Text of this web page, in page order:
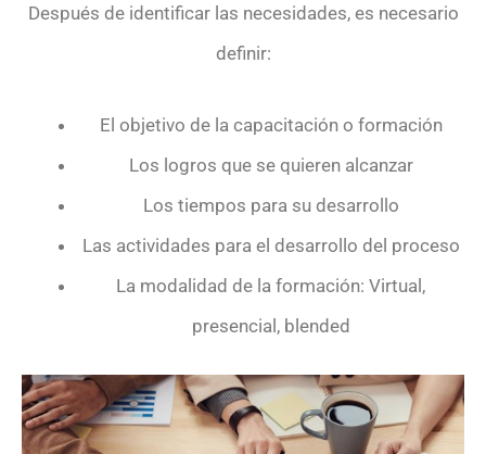
Después de identificar las necesidades, es necesario
definir:
El objetivo de la capacitación o formación
Los logros que se quieren alcanzar
Los tiempos para su desarrollo
Las actividades para el desarrollo del proceso
La modalidad de la formación: Virtual,
presencial, blended